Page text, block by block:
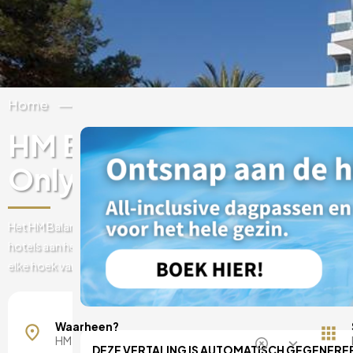
Home
HM Balanguera Beach
Only)
Het HM Balanguera Beach (adults only) hotel is een van de meest
hotels aan het strand van Palma. Laat je meevoeren door het
elke hoek van het HM Balanguera Beach hotel vult.
Mallorca, Spanje
Madrid, Spanje
Malaga, Spanje
Waarheen?
DEZE VERTALING IS AUTOMATISCH